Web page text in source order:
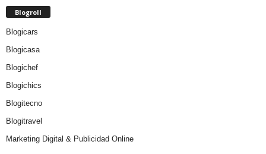
Blogroll
Blogicars
Blogicasa
Blogichef
Blogichics
Blogitecno
Blogitravel
Marketing Digital & Publicidad Online